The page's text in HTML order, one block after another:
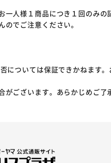
人様１商品につき１回のみの
でご注意ください。
ついては保証できかねます
ございます。あらかじめご了